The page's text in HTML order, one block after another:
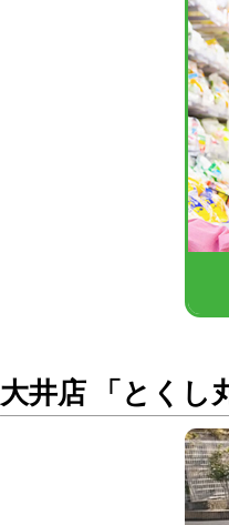
大井店 「とくし